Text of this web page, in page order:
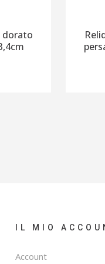
dorato
IL MIO
Account